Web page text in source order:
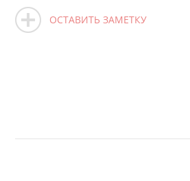
ОСТАВИТЬ ЗАМЕТКУ